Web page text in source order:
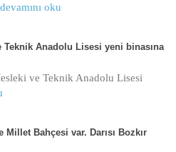
oku
Teknik Anadolu Lisesi yeni binasına
ve Teknik Anadolu Lisesi
Bahçesi var. Darısı Bozkır